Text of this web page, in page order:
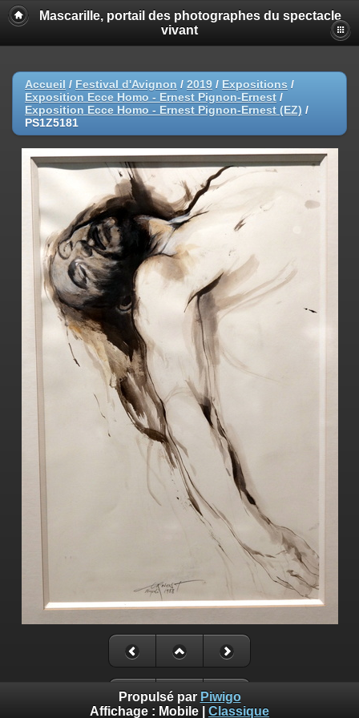
Mascarille, portail des photographes du spectacle
vivant
Accueil / Festival d'Avignon / 2019 / Expositions /
Exposition Ecce Homo - Ernest Pignon-Ernest /
Exposition Ecce Homo - Ernest Pignon-Ernest (EZ) /
PS1Z5181
Propulsé par Piwigo
Affichage : Mobile Classique